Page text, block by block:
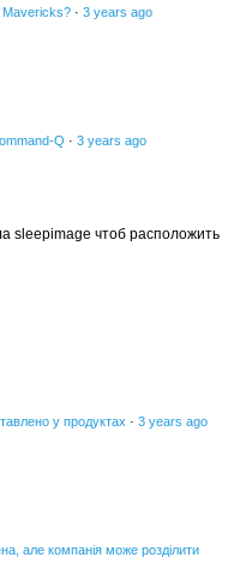
Mavericks? · 3 years ago
Q · 3 years ago
sleepimage чтоб расположить
у продуктах · 3 years ago
але компанія може розділити